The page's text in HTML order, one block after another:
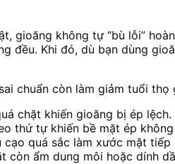
gioăng không tự “bù lỗi”
đều. Khi đó, dù bạn dùng
chuẩn còn làm giảm tuổi
chặt khiến gioăng bị ép lệch.
thứ tự khiến bề mặt ép không
cạo quá sắc làm xước mặt tiếp
còn ẩm dung môi hoặc dính